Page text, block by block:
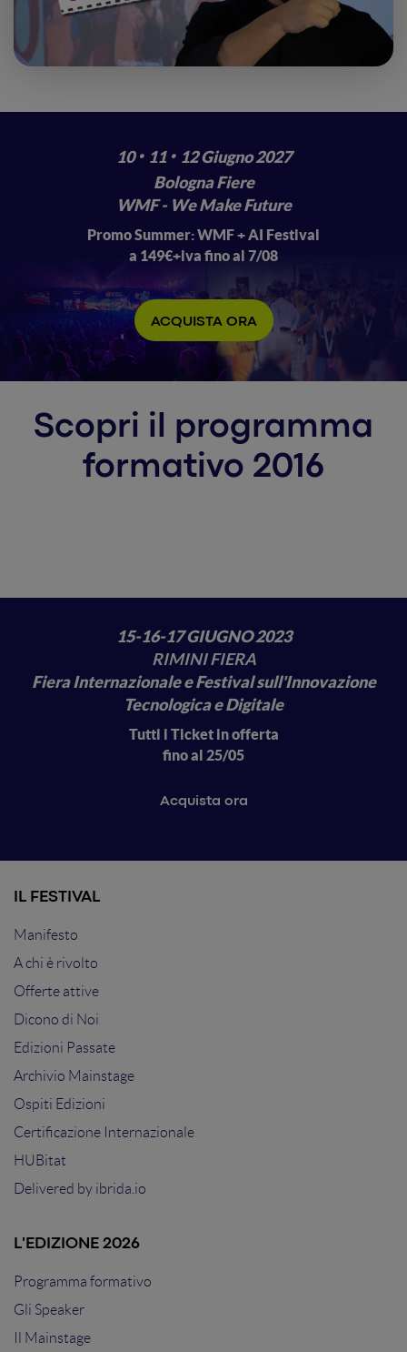
10· 11 · 12 Giugno 2027
Bologna Fiere
WMF - We Make Future
Promo Summer: WMF + AI Festival
a 149€+iva fino al 7/08
ACQUISTA ORA
Scopri il programma
formativo 2016
15-16-17 GIUGNO 2023
RIMINI FIERA
Fiera Internazionale e Festival sull'Innovazione
Tecnologica e Digitale
Tutti i Ticket in offerta
fino al 25/05
Acquista ora
IL FESTIVAL
Manifesto
A chi è rivolto
Offerte attive
Dicono di Noi
Edizioni Passate
Archivio Mainstage
Ospiti Edizioni
Certificazione Internazionale
HUBitat
Delivered by ibrida.io
L'EDIZIONE 2026
Programma formativo
Gli Speaker
Il Mainstage